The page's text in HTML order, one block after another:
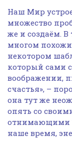
Наш Мир
множество
же и создаём.
многом
некотором
который сами
воображении,
счастья», –
она тут же
опять со
отнимающими у
наше время,